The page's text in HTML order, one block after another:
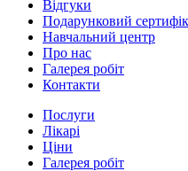
Відгуки
Подарунковий
Навчальний центр
Про нас
Галерея робіт
Контакти
Послуги
Лікарі
Ціни
Галерея робіт